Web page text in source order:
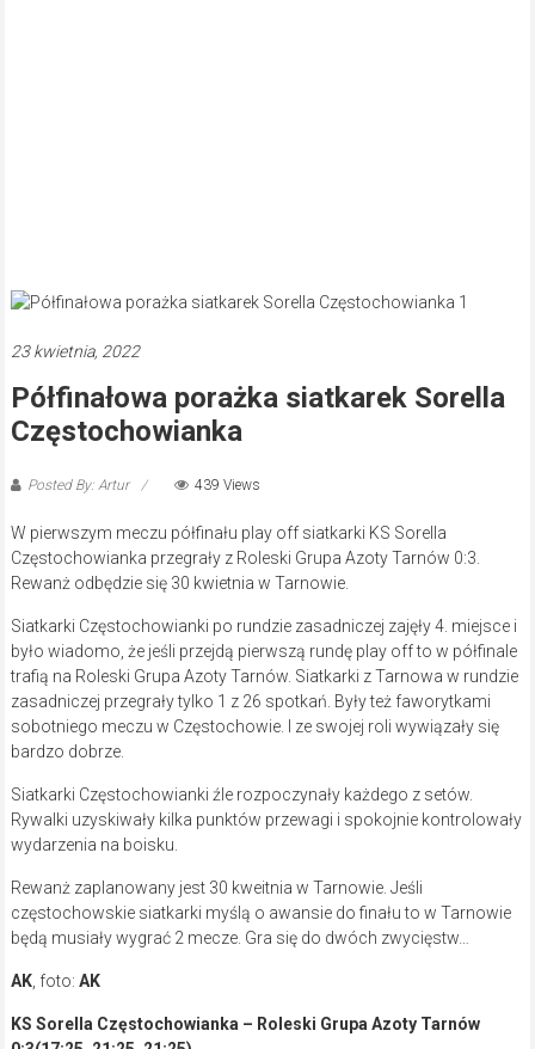
23 kwietnia, 2022
Półfinałowa porażka siatkarek Sorella
Częstochowianka
Posted By: Artur 439 Views
W pierwszym meczu półfinału play off siatkarki KS Sorella
Częstochowianka przegrały z Roleski Grupa Azoty Tarnów 0:3.
Rewanż odbędzie się 30 kwietnia w Tarnowie.
Siatkarki Częstochowianki po rundzie zasadniczej zajęły 4. miejsce i
było wiadomo, że jeśli przejdą pierwszą rundę play off to w półfinale
trafią na Roleski Grupa Azoty Tarnów. Siatkarki z Tarnowa w rundzie
zasadniczej przegrały tylko 1 z 26 spotkań. Były też faworytkami
sobotniego meczu w Częstochowie. I ze swojej roli wywiązały się
bardzo dobrze.
Siatkarki Częstochowianki źle rozpoczynały każdego z setów.
Rywalki uzyskiwały kilka punktów przewagi i spokojnie kontrolowały
wydarzenia na boisku.
Rewanż zaplanowany jest 30 kweitnia w Tarnowie. Jeśli
częstochowskie siatkarki myślą o awansie do finału to w Tarnowie
będą musiały wygrać 2 mecze. Gra się do dwóch zwycięstw…
AK, foto: AK
KS Sorella Częstochowianka – Roleski Grupa Azoty Tarnów